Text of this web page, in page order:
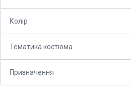
Колір
Тематика костюма
Призначення